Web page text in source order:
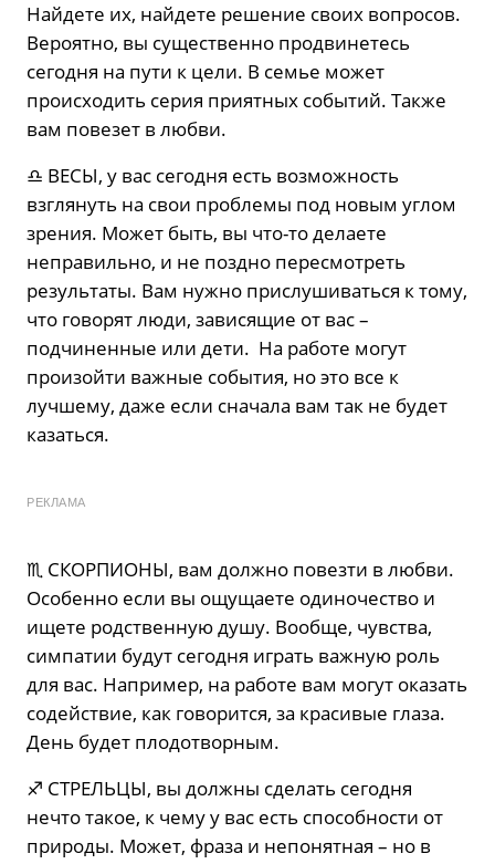
Найдете их, найдете решение своих вопросов.
Вероятно, вы существенно продвинетесь
сегодня на пути к цели. В семье может
происходить серия приятных событий. Также
вам повезет в любви.
♎️ ВЕСЫ, у вас сегодня есть возможность
взглянуть на свои проблемы под новым углом
зрения. Может быть, вы что-то делаете
неправильно, и не поздно пересмотреть
результаты. Вам нужно прислушиваться к тому,
что говорят люди, зависящие от вас –
подчиненные или дети. На работе могут
произойти важные события, но это все к
лучшему, даже если сначала вам так не будет
казаться.
РЕКЛАМА
♏️ СКОРПИОНЫ, вам должно повезти в любви.
Особенно если вы ощущаете одиночество и
ищете родственную душу. Вообще, чувства,
симпатии будут сегодня играть важную роль
для вас. Например, на работе вам могут оказать
содействие, как говорится, за красивые глаза.
День будет плодотворным.
♐️ СТРЕЛЬЦЫ, вы должны сделать сегодня
нечто такое, к чему у вас есть способности от
природы. Может, фраза и непонятная – но в